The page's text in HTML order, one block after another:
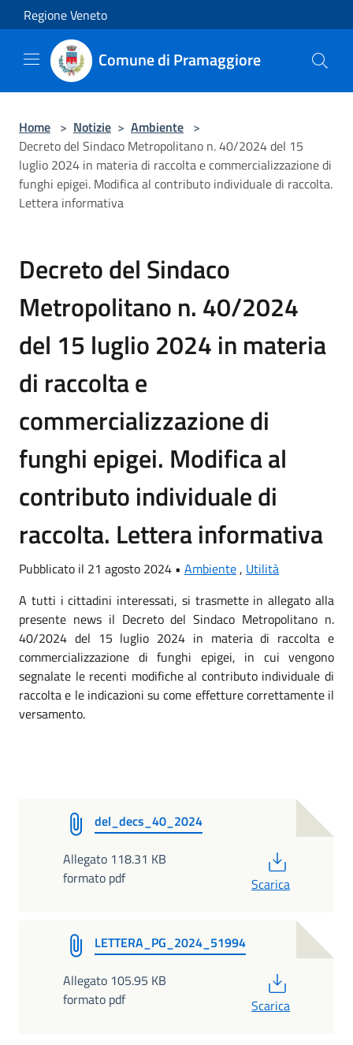
Salta al contenuto principale
Regione Veneto
Comune di Pramaggiore
Home > Notizie > Ambiente >
Decreto del Sindaco Metropolitano n. 40/2024 del 15
luglio 2024 in materia di raccolta e commercializzazione di
funghi epigei. Modifica al contributo individuale di raccolta.
Lettera informativa
Decreto del Sindaco
Metropolitano n. 40/2024
del 15 luglio 2024 in materia
di raccolta e
commercializzazione di
funghi epigei. Modifica al
contributo individuale di
raccolta. Lettera informativa
Pubblicato il 21 agosto 2024 • Ambiente, Utilità
A tutti i cittadini interessati, si trasmette in allegato alla
presente news il Decreto del Sindaco Metropolitano n.
40/2024 del 15 luglio 2024 in materia di raccolta e
commercializzazione di funghi epigei, in cui vengono
segnalate le recenti modifiche al contributo individuale di
raccolta e le indicazioni su come effetture correttamente il
versamento.
del_decs_40_2024
Allegato 118.31 KB
formato pdf
Scarica
LETTERA_PG_2024_51994
Allegato 105.95 KB
formato pdf
Scarica